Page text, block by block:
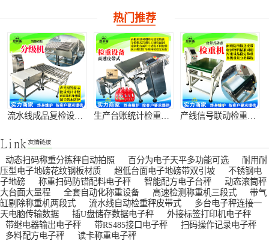
热门推荐
产线智能分选设备 包装瑕疵称重剔除机 流水线不良品剔除机 重量异常自动分拣机
动态扫码称重分拣秤自动拍照 百分为电子天平多功能可选
耐用耐
压型电子地磅花纹钢板材质
超低台面电子地磅带双引坡
不锈钢电
子地磅
称重扫码防错配料电子秤 智能配方电子台秤
动态滚筒秤
大台面大量程
全套自动化称重设备 高速检测称重机三段式
带气
缸剔除称重机两段式
流水线自动检重秤皮带式
多台电子秤连接一
天电脑传输数据
插U盘储存数据电子秤
外接标签打印机电子秤
带继电器输出电子秤
带RS485接口电子秤
扫码操作记录电子秤
多料配方电子秤
读卡称重电子秤